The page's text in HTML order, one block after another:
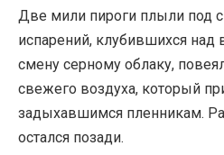
Две мили пироги плыли под
испарений, клубившихся над
смену серному облаку,
свежего воздуха, который
задыхавшимся пленникам.
остался позади.